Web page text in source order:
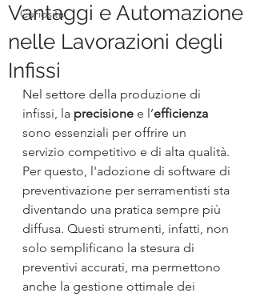
Curiosità
Vantaggi e Automazione
nelle Lavorazioni degli
Infissi
Nel settore della produzione di
infissi, la precisione e l’efficienza
sono essenziali per offrire un
servizio competitivo e di alta qualità.
Per questo, l'adozione di software di
preventivazione per serramentisti sta
diventando una pratica sempre più
diffusa. Questi strumenti, infatti, non
solo semplificano la stesura di
preventivi accurati, ma permettono
anche la gestione ottimale dei